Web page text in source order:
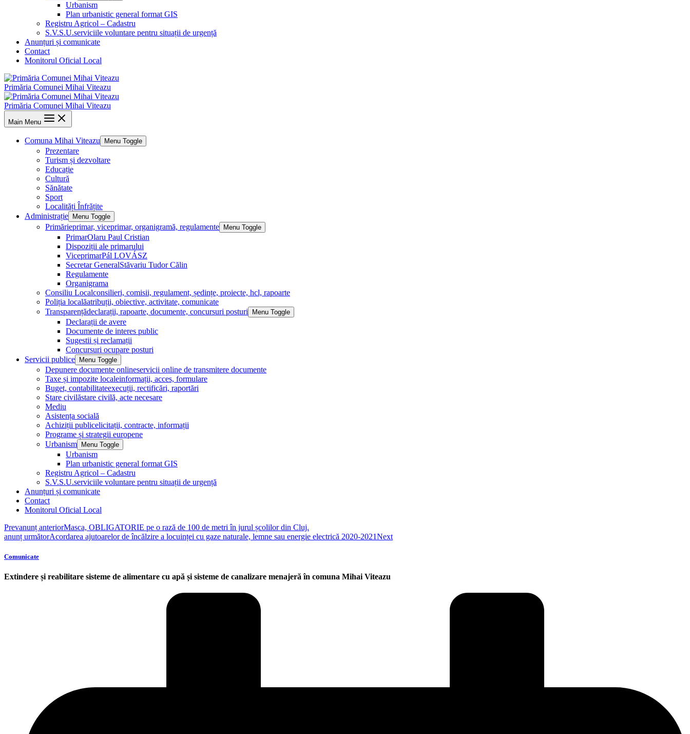
Urbanism
Plan urbanistic general format GIS
Registru Agricol – Cadastru
S.V.S.U.serviciile voluntare pentru situații de urgență
Anunțuri și comunicate
Contact
Monitorul Oficial Local
Primăria Comunei Mihai Viteazu
Primăria Comunei Mihai Viteazu
Main Menu
Comuna Mihai Viteazu Menu Toggle
Prezentare
Turism și dezvoltare
Educație
Cultură
Sănătate
Sport
Localități Înfrățite
Administrație
Menu Toggle
Primărieprimar, viceprimar, organigramă, regulamente Menu Toggle
PrimarOlaru Paul Cristian
Dispoziții ale primarului
ViceprimarPál LOVÁSZ
Secretar GeneralStăvariu Tudor Călin
Regulamente
Organigrama
Consiliu Localconsilieri, comisii, regulament, ședințe, proiecte, hcl, rapoarte
Poliția localăatribuții, obiective, activitate, comunicate
Transparențădeclarații, rapoarte, documente, concursuri posturi Menu Toggle
Declarații de avere
Documente de interes public
Sugestii și reclamații
Concursuri ocupare posturi
Servicii publice
Menu Toggle
Depunere documente onlineservicii online de transmitere documente
Taxe și impozite localeinformații, acces, formulare
Buget, contabilitateexecuții, rectificări, raportări
Stare civilăstare civilă, acte necesare
Mediu
Asistența socială
Achiziții publicelicitații, contracte, informații
Programe și strategii europene
Urbanism
Menu Toggle
Urbanism
Plan urbanistic general format GIS
Registru Agricol – Cadastru
S.V.S.U.serviciile voluntare pentru situații de urgență
Anunțuri și comunicate
Contact
Monitorul Oficial Local
Prevanunț anteriorMasca, OBLIGATORIE pe o rază de 100 de metri în jurul școlilor din Cluj.
anunț următorAcordarea ajutoarelor de încălzire a locuinței cu gaze naturale, lemne sau energie electrică 2020-2021Next
Comunicate
Extindere și reabilitare sisteme de alimentare cu apă și sisteme de canalizare menajeră în comuna Mihai Viteazu